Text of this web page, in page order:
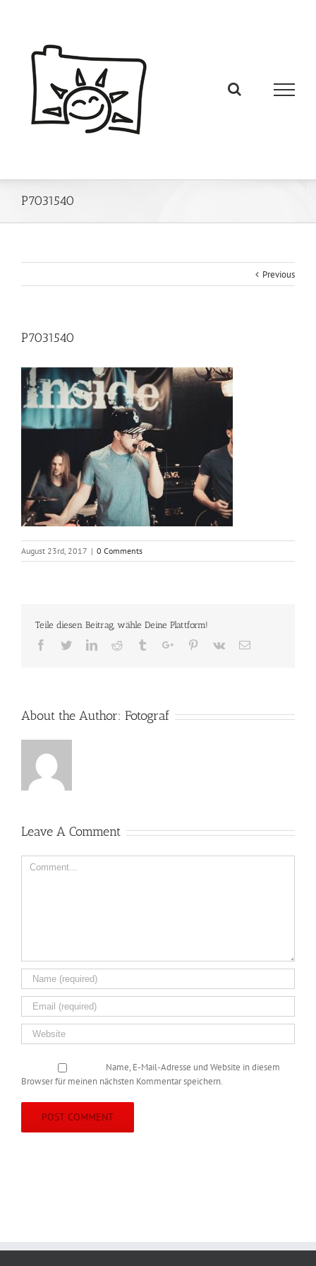
P7031540
Previous
P7031540
August 23rd, 2017 | 0 Comments
Teile diesen Beitrag, wähle Deine Plattform!
Facebook
TwitterLinkedinReddit TumblrGoogle+Pinterest
Vk Email
About the Author: Fotograf
Leave A Comment
Comment
Name, E-Mail-Adresse und Website in diesem
Browser für meinen nächsten Kommentar speichern.